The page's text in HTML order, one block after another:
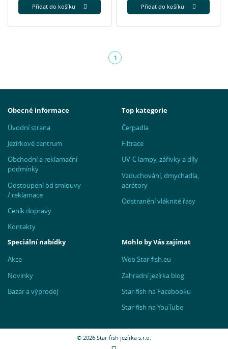
Přidat do košíku Přidat do košíku
1(aktuální)
Obecné informace
Úvodní strana
Jezírkové centrum
Obchodní a reklamační
podmínky
Odstoupení od smlouvy
/ reklamace
Ceník dopravy
Kontakty
Top kategorie
Čerpadla
Filtrace
UV-C lampy, zářivky a díly
Vzduchování, dmychadla,
aerátory
Odstranění vláknité řasy
Speciální nabídky
Akce
Novinky
Bazar a výprodej
Mohlo by Vás zajímat
Web Star-fish.eu
Zahradní jezírka blog
Star-fish na Facebooku
Star-fish na YouTube
© 2026 Star-fish jezírka s.r.o.